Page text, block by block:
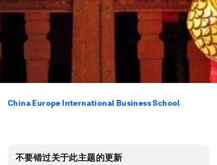
China Europe International Business School
不要错过关于此主题的更新